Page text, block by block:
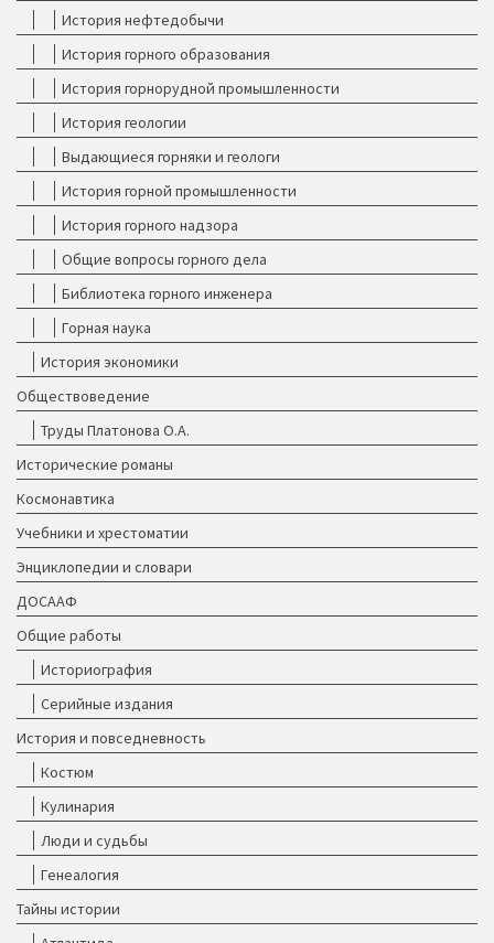
История нефтедобычи
История горного образования
История горнорудной промышленности
История геологии
Выдающиеся горняки и геологи
История горной промышленности
История горного надзора
Общие вопросы горного дела
Библиотека горного инженера
Горная наука
История экономики
Обществоведение
Труды Платонова О.А.
Исторические романы
Космонавтика
Учебники и хрестоматии
Энциклопедии и словари
ДОСААФ
Общие работы
Историография
Серийные издания
История и повседневность
Костюм
Кулинария
Люди и судьбы
Генеалогия
Тайны истории